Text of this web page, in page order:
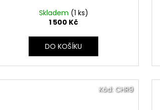
Skladem (1 ks)
1 500 Kč
DO KOŠÍKU
Kód:CHR9